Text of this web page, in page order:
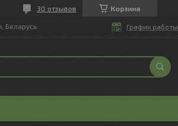
Корзина
30 отзывов
Беларусь График работы